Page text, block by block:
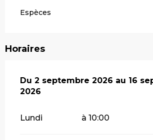
Espèces
Horaires
Du 2 septembre 2026 au 16
Du 2 septembre 2026 au 16
2026
Lundi à 10:00